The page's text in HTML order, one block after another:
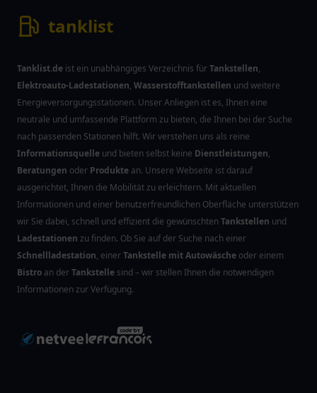
tanklist
Tanklist.de ist ein unabhängiges Verzeichnis fürTankstellen,
Elektroauto-Ladestationen, Wasserstofftankstellen und weitere
Energieversorgungsstationen. Unser Anliegen ist es, Ihnen eine
neutrale und umfassende Plattform zu bieten, die Ihnen bei der Suche
nach passenden Stationen hilft. Wir verstehen uns als reine
Informationsquelle und bieten selbst keine Dienstleistungen,
Beratungen oder Produkte an. Unsere Webseite ist darauf
ausgerichtet, Ihnen die Mobilität zu erleichtern. Mit aktuellen
Informationen und einer benutzerfreundlichen Oberfläche unterstützen
wir Sie dabei, schnell und effizient die gewünschtenTankstellen und
Ladestationen zu finden. Ob Sie auf der Suche nach einer
Schnellladestation, einerTankstelle mit Autowäsche oder einem
Bistro an derTankstelle sind – wir stellen Ihnen die notwendigen
Informationen zur Verfügung.